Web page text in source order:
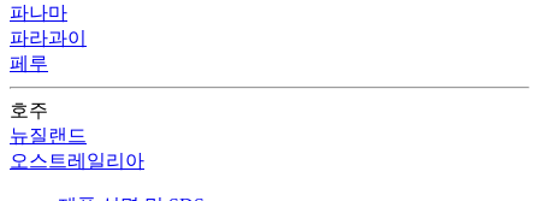
파나마
파라과이
페루
호주
뉴질랜드
오스트레일리아